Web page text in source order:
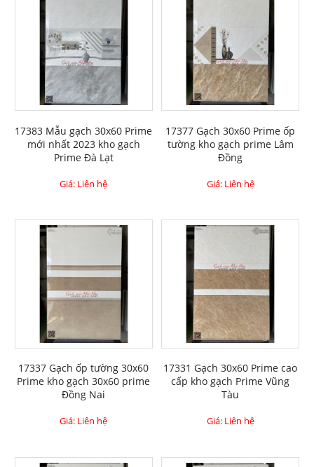
17383 Mẫu gạch 30x60 Prime
mới nhất 2023 kho gạch
Prime Đà Lạt
Giá: Liên hệ
17377 Gạch 30x60 Prime ốp
tường kho gạch prime Lâm
Đồng
Giá: Liên hệ
17337 Gạch ốp tường 30x60
Prime kho gạch 30x60 prime
Đồng Nai
Giá: Liên hệ
17331 Gạch 30x60 Prime cao
cấp kho gạch Prime Vũng
Tàu
Giá: Liên hệ